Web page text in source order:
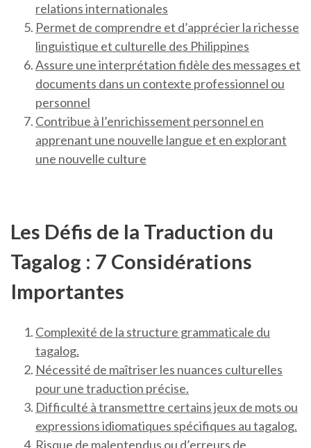
relations internationales
Permet de comprendre et d’apprécier la richesse
linguistique et culturelle des Philippines
Assure une interprétation fidèle des messages et
documents dans un contexte professionnel ou
personnel
Contribue à l’enrichissement personnel en
apprenant une nouvelle langue et en explorant
une nouvelle culture
Les Défis de la Traduction du
Tagalog : 7 Considérations
Importantes
Complexité de la structure grammaticale du
tagalog.
Nécessité de maîtriser les nuances culturelles
pour une traduction précise.
Difficulté à transmettre certains jeux de mots ou
expressions idiomatiques spécifiques au tagalog.
Risque de malentendus ou d’erreurs de